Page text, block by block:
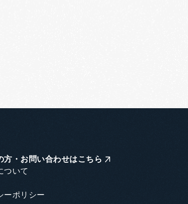
方・お問い合わせはこちら
ついて
ーポリシー